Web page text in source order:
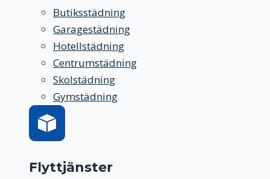
Butiksstädning
Garagestädning
Hotellstädning
Centrumstädning
Skolstädning
Gymstädning
Flyttjänster